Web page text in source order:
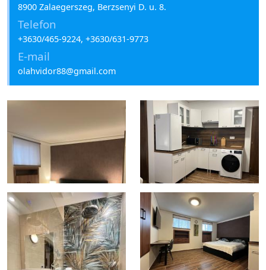
8900 Zalaegerszeg, Berzsenyi D. u. 8.
Telefon
+3630/465-9224, +3630/631-9773
E-mail
olahvidor88@gmail.com